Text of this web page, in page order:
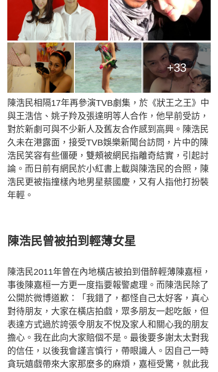
+33
陳浩民相隔17年再參演TVB劇集，於《狀王之王》中
與王浩信、姚子羚及張達明等人合作，他早前受訪，
對於新劇可與不少新人及舊友合作感到高興。陳浩民
久未在港露面，接受TVB娛樂新聞台訪問，片中的陳
浩民笑容有些僵硬，雙頰被網民指離奇結實，引起討
論。而日前有網民於小紅書上載與陳浩民的合照，陳
浩民更被指撞樣內地男星蔡國慶，又有人指他打扮裝
年輕。
陳浩民曾被拍到輕薄女星
陳浩民2011年曾在內地橫店被拍到借醉輕薄陳嘉桓，
事後陳嘉桓一方更一度指要報警處理。而陳浩民除了
公開於微博道歉：「我錯了，都怪自己太好客，真心
對待朋友，大家在橫店拍戲，眾多朋友一起吃飯，但
表達方式過於誇張令朋友不悅及家人和關心我的朋友
擔心。我在此向大家賠個不是。最後要多謝太太對我
的信任，以後我會謹言慎行，帶眼識人。因自己一時
貪玩嬉戲帶來大家那麼多的麻煩，嘉桓受驚，就此我